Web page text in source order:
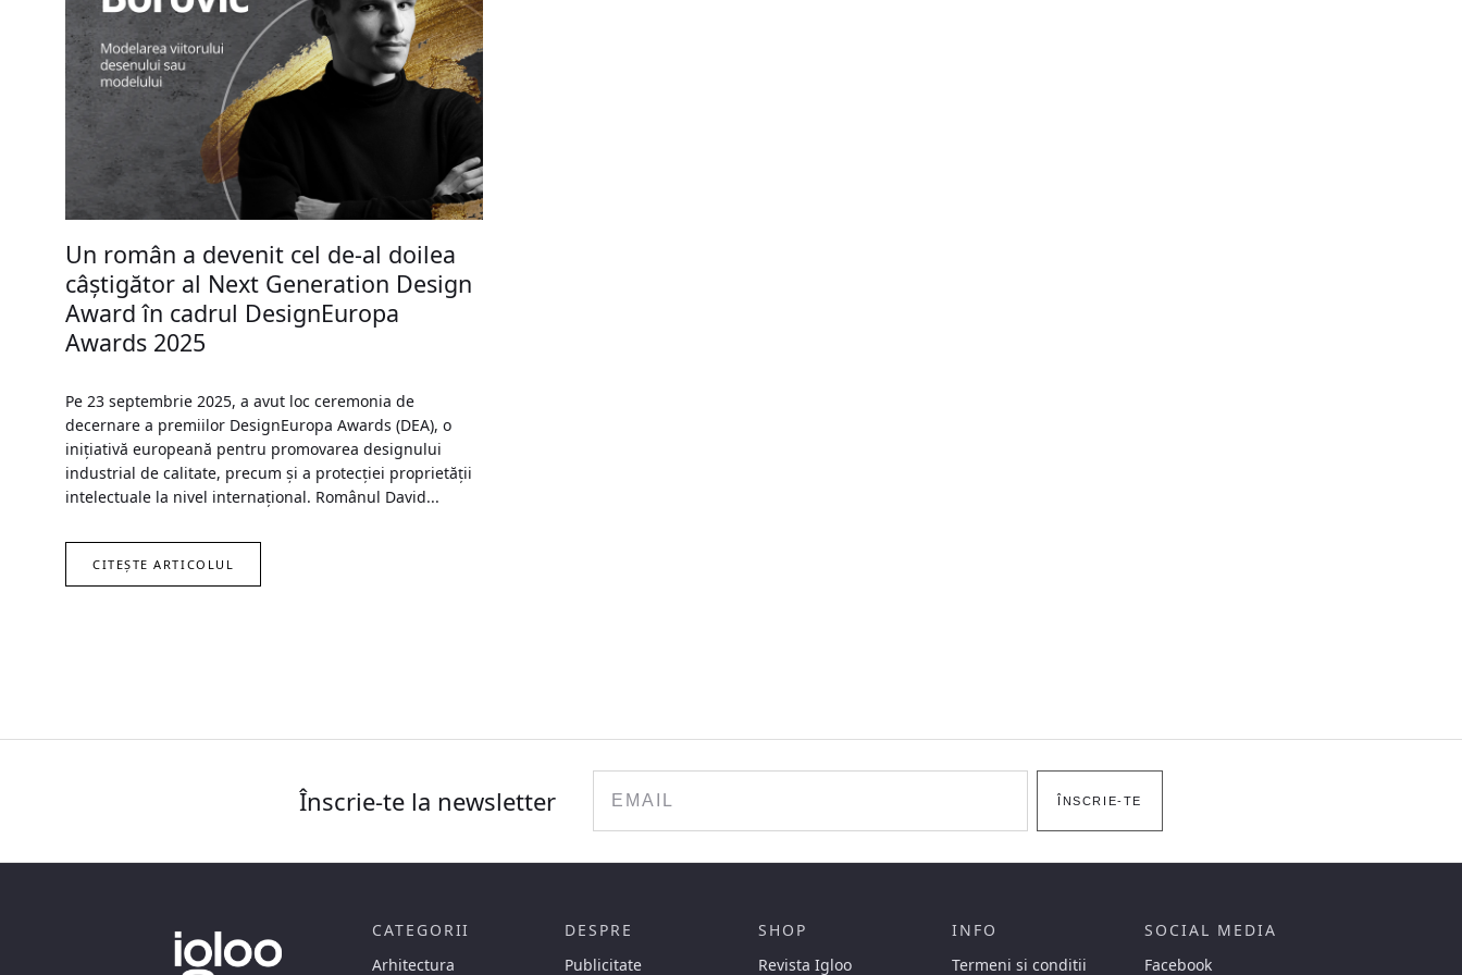
Un român a devenit cel de-al doilea
câștigător al Next Generation Design
Award în cadrul DesignEuropa
Awards 2025
Pe 23 septembrie 2025, a avut loc ceremonia de
decernare a premiilor DesignEuropa Awards (DEA), o
inițiativă europeană pentru promovarea designului
industrial de calitate, precum și a protecției proprietății
intelectuale la nivel internațional. Românul David...
CITEȘTE ARTICOLUL
Înscrie-te la newsletter ÎNSCRIE-TE
CATEGORII
Arhitectura
DESPRE
Publicitate
SHOP
Revista Igloo
INFO
Termeni si conditii
SOCIAL MEDIA
Facebook